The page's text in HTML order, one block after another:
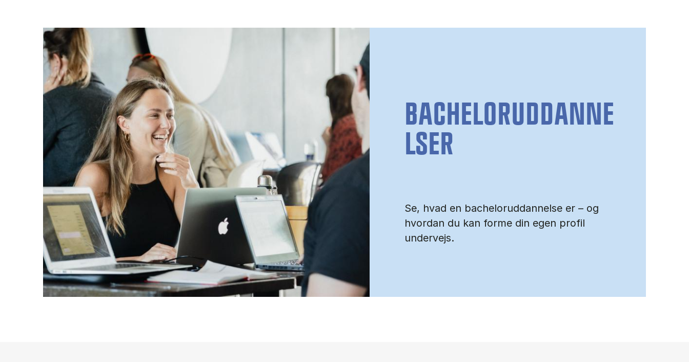
BACHELORUDDANNE
LSER
Se, hvad en bacheloruddannelse er – og
hvordan du kan forme din egen profil
undervejs.